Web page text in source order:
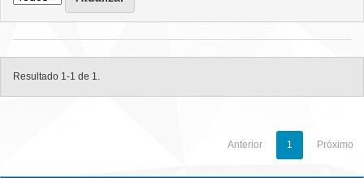
Resultado 1-1 de 1.
Anterior 1 Próximo